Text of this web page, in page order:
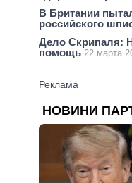
В Британии
российского
Дело Скрипаля:
помощь 22 марта